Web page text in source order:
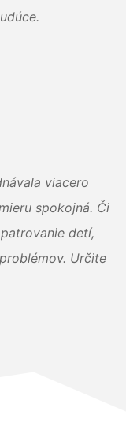
viacero
spokojná. Či
detí,
Určite